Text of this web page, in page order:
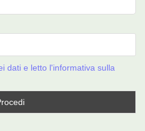
dati e letto l'informativa sulla